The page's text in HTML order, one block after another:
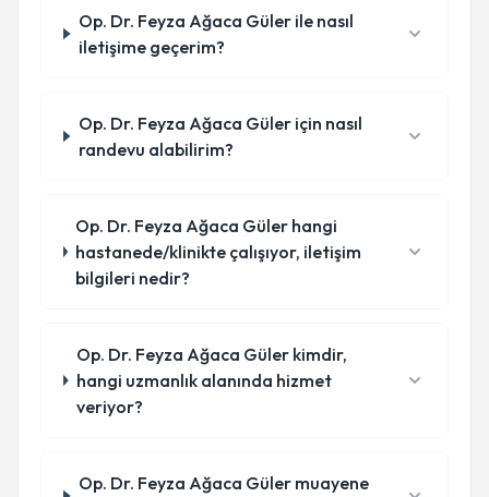
Op. Dr. Feyza Ağaca Güler ile nasıl
iletişime geçerim?
Op. Dr. Feyza Ağaca Güler için nasıl
randevu alabilirim?
Op. Dr. Feyza Ağaca Güler hangi
hastanede/klinikte çalışıyor, iletişim
bilgileri nedir?
Op. Dr. Feyza Ağaca Güler kimdir,
hangi uzmanlık alanında hizmet
veriyor?
Op. Dr. Feyza Ağaca Güler muayene